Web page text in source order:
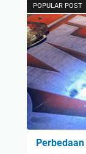
POPULAR POST